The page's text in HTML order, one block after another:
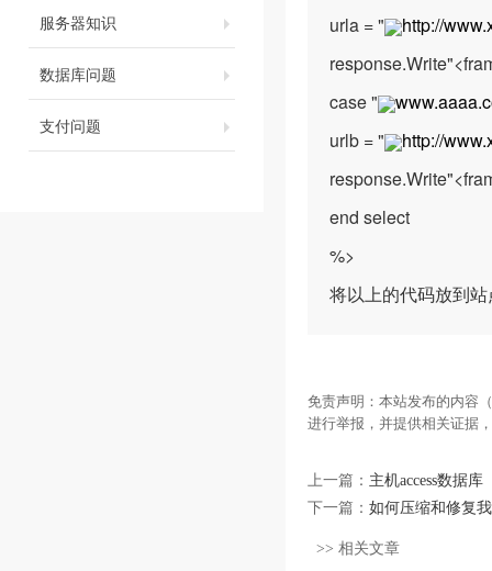
服务器知识
数据库问题
支付问题
urla = "
http://
case "
urlb = "
http://
end select
%>
将以上的代码放到
免责声明：本站发布的内容
进行举报，并提供相关证据
上一篇： 主机access数据
下一篇： 如何压缩和修复
>> 相关文章